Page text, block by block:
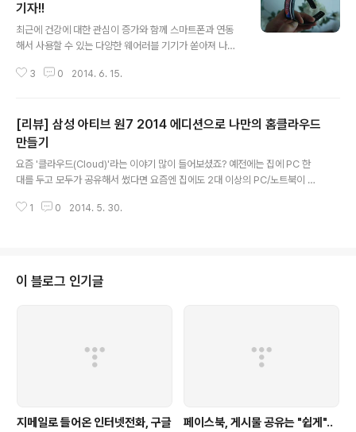
기자!!
최근에 건강에 대한 관심이 증가와 함께 스마트폰과 연동
해서 사용할 수 있는 다양한 웨어러블 기기가 쏟아져 나오
건강을 챙길 수 있는 S헬스 앱이 기본으로 제공되는데, 삼
합에 대해 살펴보도록 하겠습니다. 기어 Fit은 커브드 슈퍼
아몰레드로 선명한 화면을 제공할 뿐만 아니라 손목에 착
감기는 착용감을 제공합니다. MWC에서 첫 선을 보였을
때는 가로 화면만 제공해서 손목에 차고 확인할 때 불편하
니 가로뿐만 아니라 세로 화면도 제공해서 아래와 같이 보
3 0 2014. 6. 15.
[리뷰] 삼성 아티브 원7 2014 에디션으로 나만의 홈클라우드
만들기
요즘 '클라우드(Cloud)'라는 이야기 많이 들어보셨죠? 예전에는 집에 PC 한
대를 두고 모두가 공유해서 썼다면 요즘엔 집에도 2대 이상의 PC/노트북이 있
마트폰에 있는 정보가 흩어져 있어서 사진이나 동영상 등을 주고 받을 때 불편
등과 같은 외국 서비스도 있고 네이버의 N드라이브처럼 국내 포털들도 제공하
고 있으며, 국내 통신사도 앞다퉈 서비스를 제공하고 있습니다.오늘은 삼성 아
1 0 2014. 5. 30.
이 블로그 인기글
지메일로 들어온 인터넷전화, 구글
페이스북, 게시물 공유는 "쉽게"..